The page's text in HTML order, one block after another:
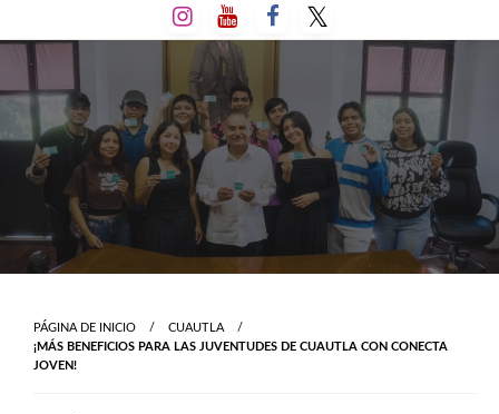
al
contenido
PÁGINA DE INICIO
CUAUTLA
¡MÁS BENEFICIOS PARA LAS JUVENTUDES DE CUAUTLA CON CONECTA
JOVEN!